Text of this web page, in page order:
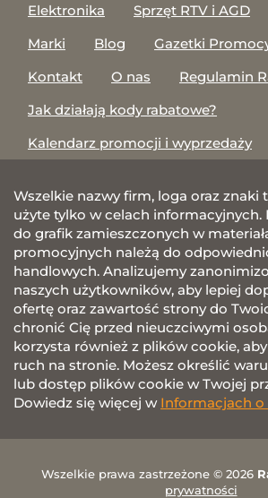
Elektronika
Sprzęt RTV i AGD
Marki
Blog
Gazetki
Kontakt
O nas Regulamin
Jak działają kody rabatowe?
Kalendarz promocji i wyprzedaży
Wszelkie nazwy firm, loga oraz znaki
użyte tylko w celach informacyjnych.
do grafik zamieszczonych w
promocyjnych należą do
handlowych. Analizujemy
naszych użytkowników, aby lepiej
ofertę oraz zawartość strony do
chronić Cię przed nieuczciwymi
korzysta również z plików cookie,
ruch na stronie. Możesz określić
lub dostęp plików cookie w Twojej
Dowiedz się więcej w Informacjach o
Wszelkie prawa zastrzeżone © 2026
prywatności